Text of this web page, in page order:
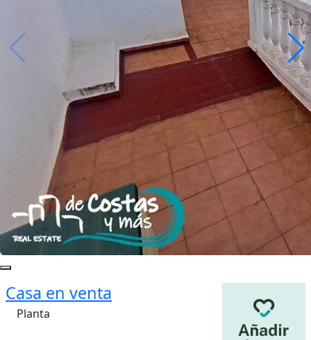
Casa en venta
Planta